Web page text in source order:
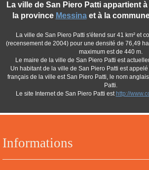
Informations
La ville de San Piero Patti appartient
la province Messinaet à la
La ville de San Piero Patti s'étend sur 41 km² et
(recensement de 2004) pour une densité de 76,49
maximum est de 440 m.
Le maire de la ville de San Piero Patti est
Un habitant de la ville de San Piero Patti est
français de la ville est San Piero Patti, le nom
Patti.
Le site Internet de San Piero Patti est http://